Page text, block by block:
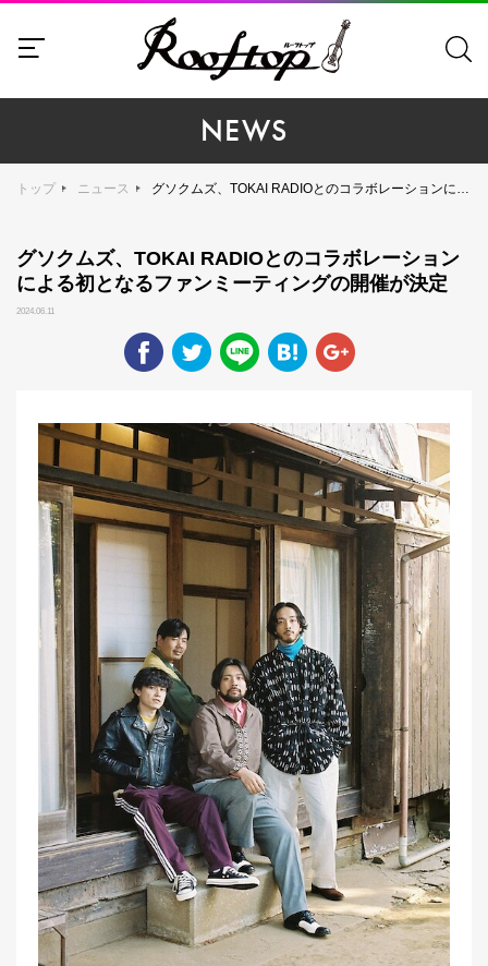
NEWS
トップ ニュース グソクムズ、TOKAI RADIOとのコラボレーションによる初となるファンミーティングの開催が決定
グソクムズ、TOKAI RADIOとのコラボレーション
による初となるファンミーティングの開催が決定
2024.06.11